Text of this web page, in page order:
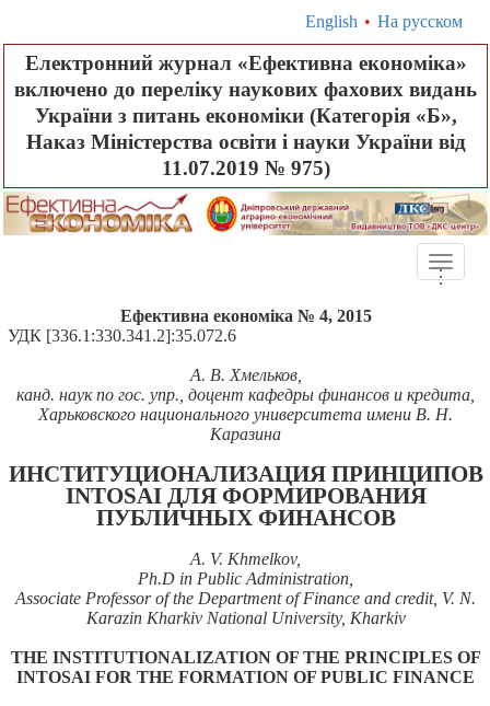
English • На русском
Електронний журнал «Ефективна економіка»
включено до переліку наукових фахових видань
України з питань економіки (Категорія «Б»,
Наказ Міністерства освіти і науки України від
11.07.2019 № 975)
Toggle
...
Ефективна економіка № 4, 2015
УДК [336.1:330.341.2]:35.072.6
А. В. Хмельков,
канд. наук по гос. упр., доцент кафедры финансов и кредита,
Харьковского национального университета имени В. Н.
Каразина
ИНСТИТУЦИОНАЛИЗАЦИЯ ПРИНЦИПОВ
INTOSAI ДЛЯ ФОРМИРОВАНИЯ
ПУБЛИЧНЫХ ФИНАНСОВ
A. V. Khmelkov,
Ph.D in Public Administration,
Associate Professor of the Department of Finance and credit, V. N.
Karazin Kharkiv National University, Kharkiv
THE INSTITUTIONALIZATION OF THE PRINCIPLES OF
INTOSAI FOR THE FORMATION OF PUBLIC FINANCE